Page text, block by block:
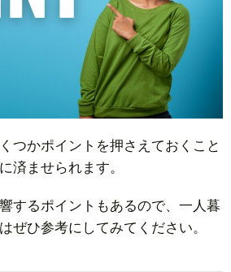
つかポイントを押さえておくこと
済ませられます。
するポイントもあるので、一人暮
ぜひ参考にしてみてください。